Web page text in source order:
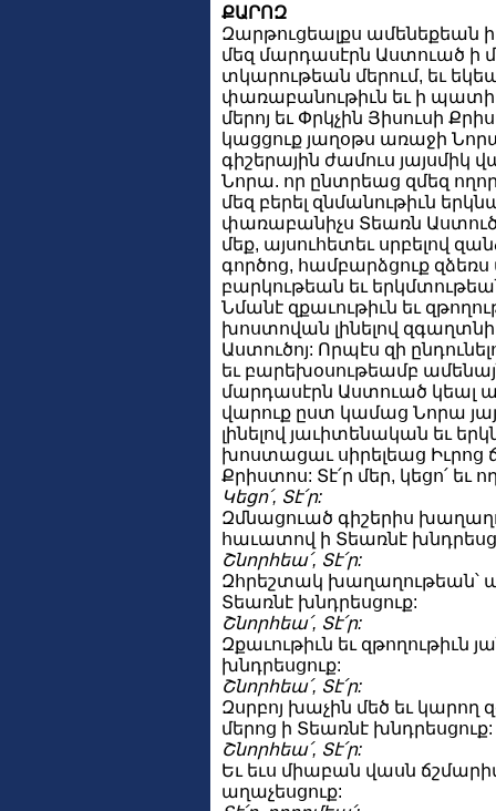
ՔԱՐՈԶ
Զարթուցեալքս ամենեքեան
մեզ մարդասէրն Աստուած ի
տկարութեան մերում, եւ
փառաբանութիւն եւ ի
մերոյ եւ Փրկչին Յիսուսի
կացցուք յաղօթս առաջի
գիշերային ժամուս
Նորա. որ ընտրեաց զմեզ
մեզ բերել զնմանութիւն
փառաբանիչս Տեառն
մեք, այսուհետեւ սրբելով
գործոց, համբարձցուք
բարկութեան եւ
Նմանէ զքաւութիւն եւ
խոստովան լինելով
Աստուծոյ: Որպէս զի
եւ բարեխօսութեամբ
մարդասէրն Աստուած կեալ
վարուք ըստ կամաց Նորա
լինելով յաւիտենական եւ
խոստացաւ սիրելեաց Իւրոց
Քրիստոս: Տէ՛ր մեր, կեցո՛ եւ
Կեցո՛, Տէ՛ր:
Զմնացուած գիշերիս
հաւատով ի Տեառնէ
Շնորհեա՛, Տէ՛ր:
Զհրեշտակ խաղաղութեան՝
Տեառնէ խնդրեսցուք:
Շնորհեա՛, Տէ՛ր:
Զքաւութիւն եւ զթողութիւն
խնդրեսցուք:
Շնորհեա՛, Տէ՛ր:
Զսրբոյ խաչին մեծ եւ կարող
մերոց ի Տեառնէ խնդրեսցուք:
Շնորհեա՛, Տէ՛ր:
Եւ եւս միաբան վասն
աղաչեսցուք: